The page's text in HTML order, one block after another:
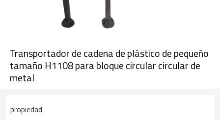
Transportador de cadena de plástico de pequeño
tamaño H1108 para bloque circular circular de
metal
propiedad